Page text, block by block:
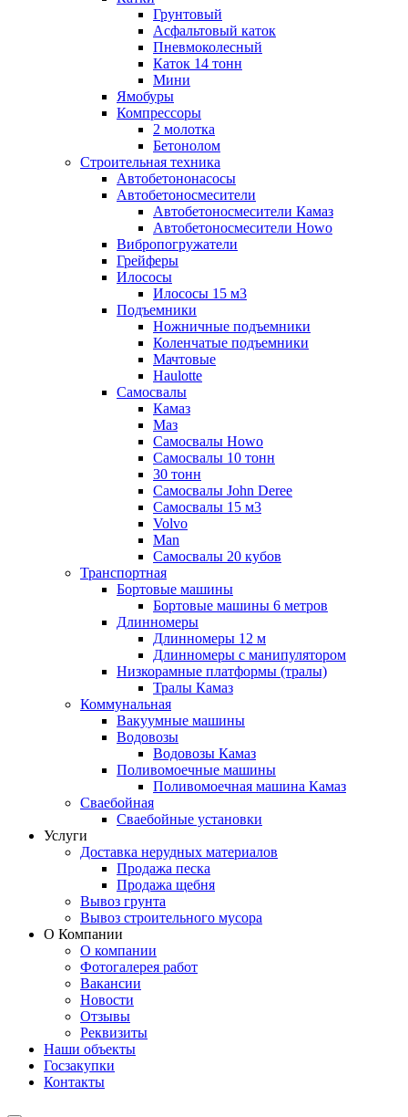
Грунтовый
Асфальтовый каток
Пневмоколесный
Каток 14 тонн
Мини
Ямобуры
Компрессоры
2 молотка
Бетонолом
Строительная техника
Автобетононасосы
Автобетоносмесители
Автобетоносмесители Камаз
Автобетоносмесители Howo
Вибропогружатели
Грейферы
Илососы
Илососы 15 м3
Подъемники
Ножничные подъемники
Коленчатые подъемники
Мачтовые
Haulotte
Самосвалы
Камаз
Маз
Самосвалы Howo
Самосвалы 10 тонн
30 тонн
Самосвалы John Deree
Самосвалы 15 м3
Volvo
Man
Самосвалы 20 кубов
Транспортная
Бортовые машины
Бортовые машины 6 метров
Длинномеры
Длинномеры 12 м
Длинномеры с манипулятором
Низкорамные платформы (тралы)
Тралы Камаз
Коммунальная
Вакуумные машины
Водовозы
Водовозы Камаз
Поливомоечные машины
Поливомоечная машина Камаз
Сваебойная
Сваебойные установки
Услуги
Доставка нерудных материалов
Продажа песка
Продажа щебня
Вывоз грунта
Вывоз строительного мусора
О Компании
О компании
Фотогалерея работ
Вакансии
Новости
Отзывы
Реквизиты
Наши объекты
Госзакупки
Контакты